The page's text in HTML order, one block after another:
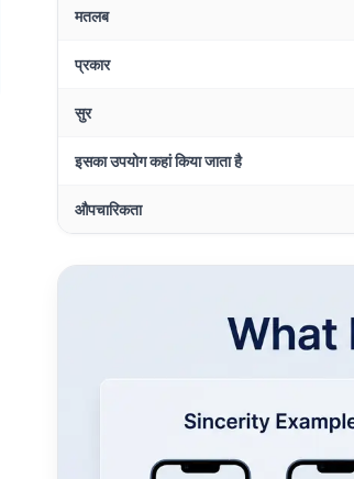
मतलब
प्रकार
सुर
इसका उपयोग कहां किया जाता है
औपचारिकता